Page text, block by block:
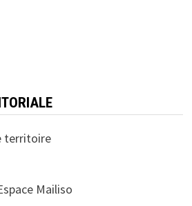
territoire
Mailiso